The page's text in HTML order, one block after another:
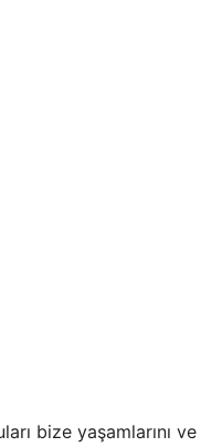
bize yaşamlarını ve